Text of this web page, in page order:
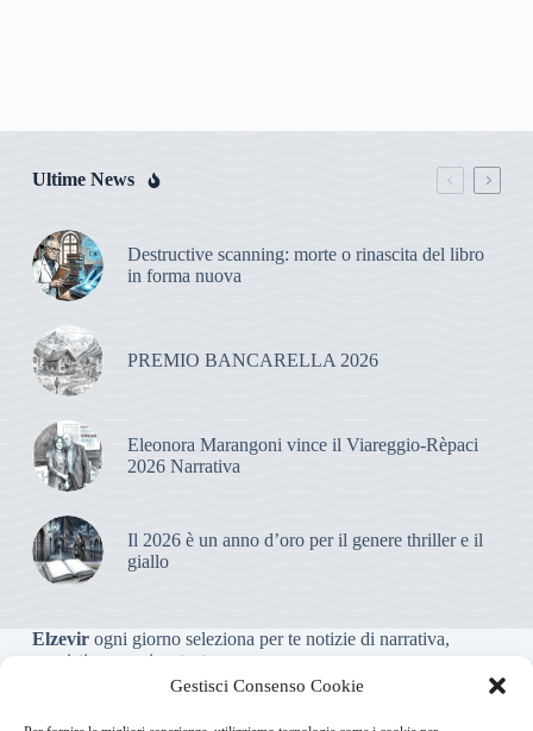
Gestisci Consenso Cookie
Ultime News
Destructive scanning: morte o rinascita del libro
in forma nuova
PREMIO BANCARELLA 2026
Eleonora Marangoni vince il Viareggio-Rèpaci
2026 Narrativa
Il 2026 è un anno d’oro per il genere thriller e il
giallo
Elzevirogni giorno seleziona per te notizie di narrativa,
saggistica, poesia e teatro.